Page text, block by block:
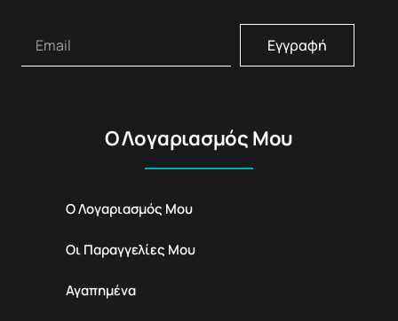
Εγγραφή
Ο Λογαριασμός Μου
Ο Λογαριασμός Μου
Οι Παραγγελίες Μου
Αγαπημένα